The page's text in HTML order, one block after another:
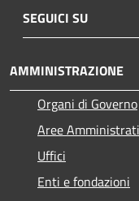
SEGUICI SU
AMMINISTRAZIONE
Organi di Governo
Aree
Uffici
Enti e fondazioni